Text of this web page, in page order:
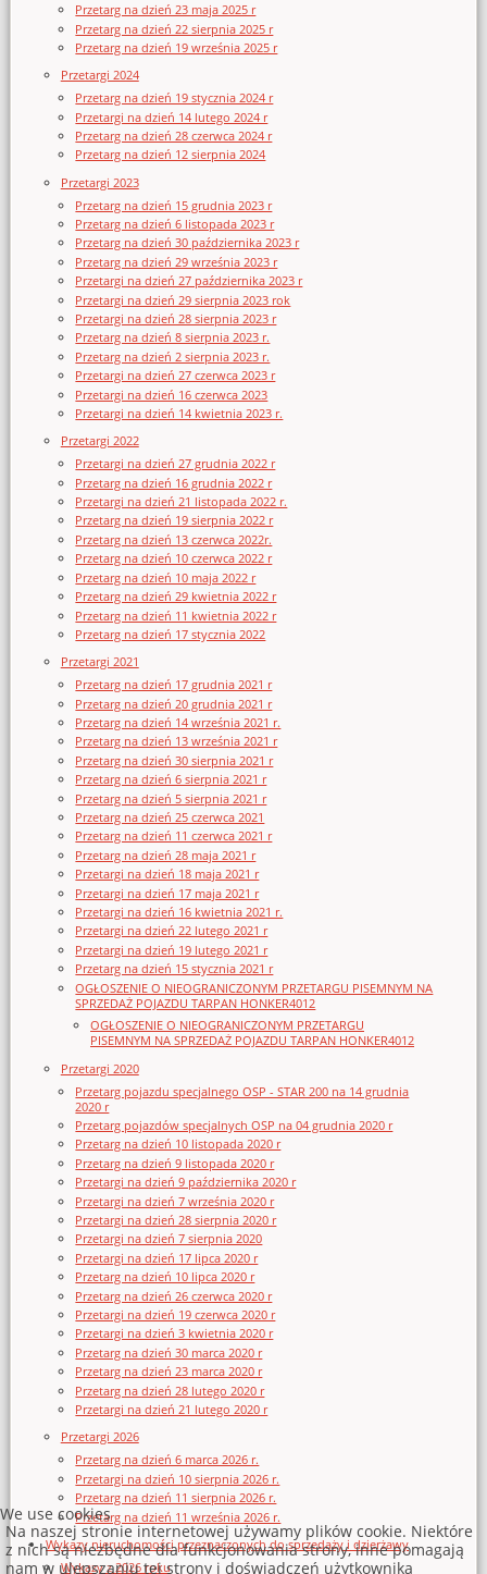
Przetarg na dzień 23 maja 2025 r
Przetarg na dzień 22 sierpnia 2025 r
Przetarg na dzień 19 września 2025 r
Przetargi 2024
Przetarg na dzień 19 stycznia 2024 r
Przetargi na dzień 14 lutego 2024 r
Przetarg na dzień 28 czerwca 2024 r
Przetarg na dzień 12 sierpnia 2024
Przetargi 2023
Przetarg na dzień 15 grudnia 2023 r
Przetarg na dzień 6 listopada 2023 r
Przetarg na dzień 30 października 2023 r
Przetarg na dzień 29 września 2023 r
Przetargi na dzień 27 października 2023 r
Przetargi na dzień 29 sierpnia 2023 rok
Przetargi na dzień 28 sierpnia 2023 r
Przetarg na dzień 8 sierpnia 2023 r.
Przetarg na dzień 2 sierpnia 2023 r.
Przetargi na dzień 27 czerwca 2023 r
Przetargi na dzień 16 czerwca 2023
Przetargi na dzień 14 kwietnia 2023 r.
Przetargi 2022
Przetargi na dzień 27 grudnia 2022 r
Przetarg na dzień 16 grudnia 2022 r
Przetargi na dzień 21 listopada 2022 r.
Przetarg na dzień 19 sierpnia 2022 r
Przetarg na dzień 13 czerwca 2022r.
Przetarg na dzień 10 czerwca 2022 r
Przetarg na dzień 10 maja 2022 r
Przetarg na dzień 29 kwietnia 2022 r
Przetarg na dzień 11 kwietnia 2022 r
Przetarg na dzień 17 stycznia 2022
Przetargi 2021
Przetarg na dzień 17 grudnia 2021 r
Przetarg na dzień 20 grudnia 2021 r
Przetarg na dzień 14 września 2021 r.
Przetarg na dzień 13 września 2021 r
Przetarg na dzień 30 sierpnia 2021 r
Przetarg na dzień 6 sierpnia 2021 r
Przetarg na dzień 5 sierpnia 2021 r
Przetarg na dzień 25 czerwca 2021
Przetarg na dzień 11 czerwca 2021 r
Przetarg na dzień 28 maja 2021 r
Przetargi na dzień 18 maja 2021 r
Przetargi na dzień 17 maja 2021 r
Przetargi na dzień 16 kwietnia 2021 r.
Przetargi na dzień 22 lutego 2021 r
Przetargi na dzień 19 lutego 2021 r
Przetarg na dzień 15 stycznia 2021 r
OGŁOSZENIE O NIEOGRANICZONYM PRZETARGU PISEMNYM NA
SPRZEDAŻ POJAZDU TARPAN HONKER4012
OGŁOSZENIE O NIEOGRANICZONYM PRZETARGU
PISEMNYM NA SPRZEDAŻ POJAZDU TARPAN HONKER4012
Przetargi 2020
Przetarg pojazdu specjalnego OSP - STAR 200 na 14 grudnia
2020 r
Przetarg pojazdów specjalnych OSP na 04 grudnia 2020 r
Przetarg na dzień 10 listopada 2020 r
Przetarg na dzień 9 listopada 2020 r
Przetargi na dzień 9 października 2020 r
Przetargi na dzień 7 września 2020 r
Przetargi na dzień 28 sierpnia 2020 r
Przetargi na dzień 7 sierpnia 2020
Przetargi na dzień 17 lipca 2020 r
Przetarg na dzień 10 lipca 2020 r
Przetarg na dzień 26 czerwca 2020 r
Przetargi na dzień 19 czerwca 2020 r
Przetargi na dzień 3 kwietnia 2020 r
Przetarg na dzień 30 marca 2020 r
Przetarg na dzień 23 marca 2020 r
Przetarg na dzień 28 lutego 2020 r
Przetargi na dzień 21 lutego 2020 r
Przetargi 2026
Przetarg na dzień 6 marca 2026 r.
Przetargi na dzień 10 sierpnia 2026 r.
Przetarg na dzień 11 sierpnia 2026 r.
Przetarg na dzień 11 września 2026 r.
Wykazy nieruchomości przeznaczonych do sprzedaży i dzierżawy
Wykazy z 2026 roku
We use cookies
Na naszej stronie internetowej używamy plików cookie. Niektóre
z nich są niezbędne dla funkcjonowania strony, inne pomagają
nam w ulepszaniu tej strony i doświadczeń użytkownika